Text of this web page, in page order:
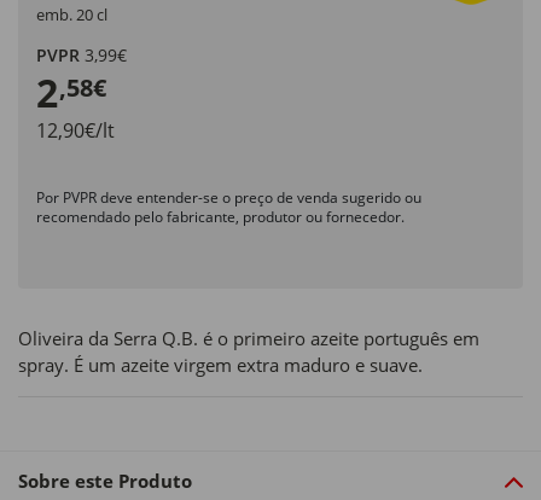
emb. 20 cl
PVPR 3,99€
2,58€
12,90€/lt
Por PVPR deve entender-se o preço de venda sugerido ou
recomendado pelo fabricante, produtor ou fornecedor.
Oliveira da Serra Q.B. é o primeiro azeite português em
spray. É um azeite virgem extra maduro e suave.
Sobre este Produto